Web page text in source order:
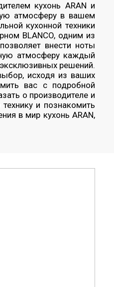
кухонь ARAN и
атмосферу в вашем
кухонной техники
BLANCO, одним из
внести ноты
атмосферу каждый
решений.
исходя из ваших
вас с подробной
о производителе и
и познакомить
в мир кухонь ARAN,